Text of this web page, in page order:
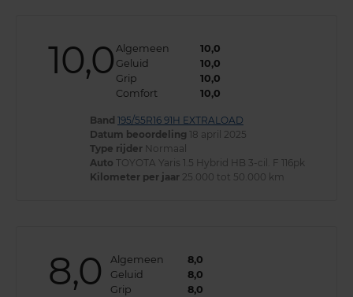
10,0 Algemeen
10,0
Geluid
10,0
Grip
10,0
Comfort
10,0
Band 195/55R16 91H EXTRALOAD
Datum beoordeling 18 april 2025
Type rijder Normaal
Auto TOYOTA Yaris 1.5 Hybrid HB 3-cil. F 116pk
Kilometer per jaar 25.000 tot 50.000 km
8,0 Algemeen
8,0
Geluid
8,0
Grip
8,0